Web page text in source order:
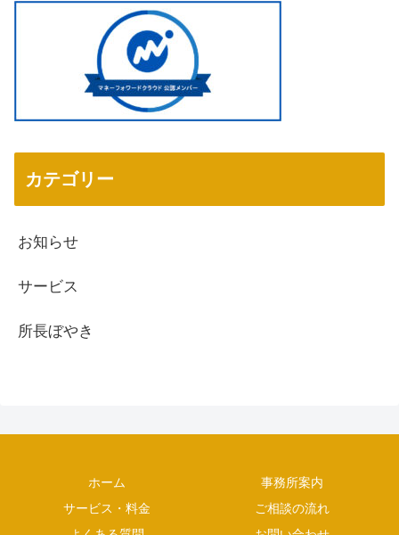
カテゴリー
お知らせ
サービス
所長ぼやき
ホーム
事務所案内
サービス・料金
ご相談の流れ